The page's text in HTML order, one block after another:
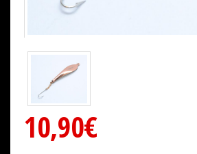
10,90€